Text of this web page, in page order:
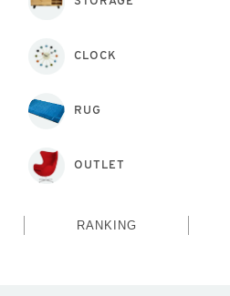
CLOCK
RUG
OUTLET
RANKING